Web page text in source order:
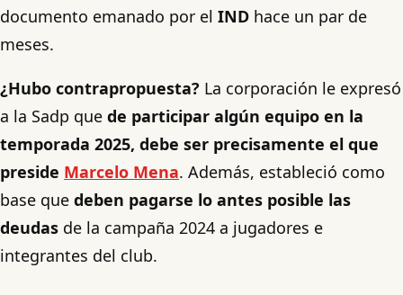
documento emanado por el IND hace un par de
meses.
¿Hubo contrapropuesta? La corporación le expresó
a la Sadp que de participar algún equipo en la
temporada 2025, debe ser precisamente el que
preside Marcelo Mena. Además, estableció como
base que deben pagarse lo antes posible las
deudas de la campaña 2024 a jugadores e
integrantes del club.